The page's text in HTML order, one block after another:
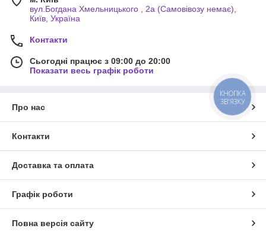
вул.Богдана Хмельницького , 2а (Самовівозу немає),
Київ, Україна
Контакти
Сьогодні працює з 09:00 до 20:00
Показати весь графік роботи
Про нас
Контакти
Доставка та оплата
Графік роботи
Повна версія сайту
КНОПКА
ЗВ'ЯЗКУ